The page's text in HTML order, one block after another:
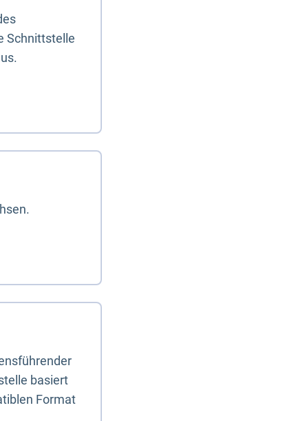
Schnittstelle
basiert
Format